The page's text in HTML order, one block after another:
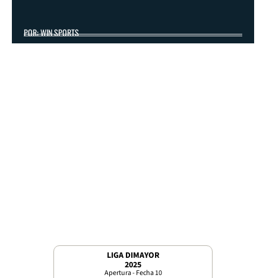
POR: WIN SPORTS
LIGA DIMAYOR
2025
Apertura - Fecha 10